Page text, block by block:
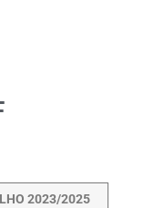
2023/2025